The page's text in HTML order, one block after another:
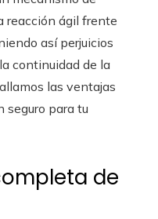
reacción ágil frente
así perjuicios
continuidad de la
las ventajas
seguro para tu
de